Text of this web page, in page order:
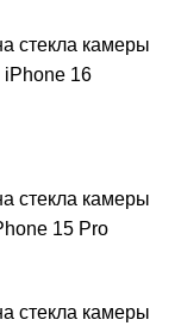
стекла камеры
iPhone 16
стекла камеры
15 Pro
стекла камеры